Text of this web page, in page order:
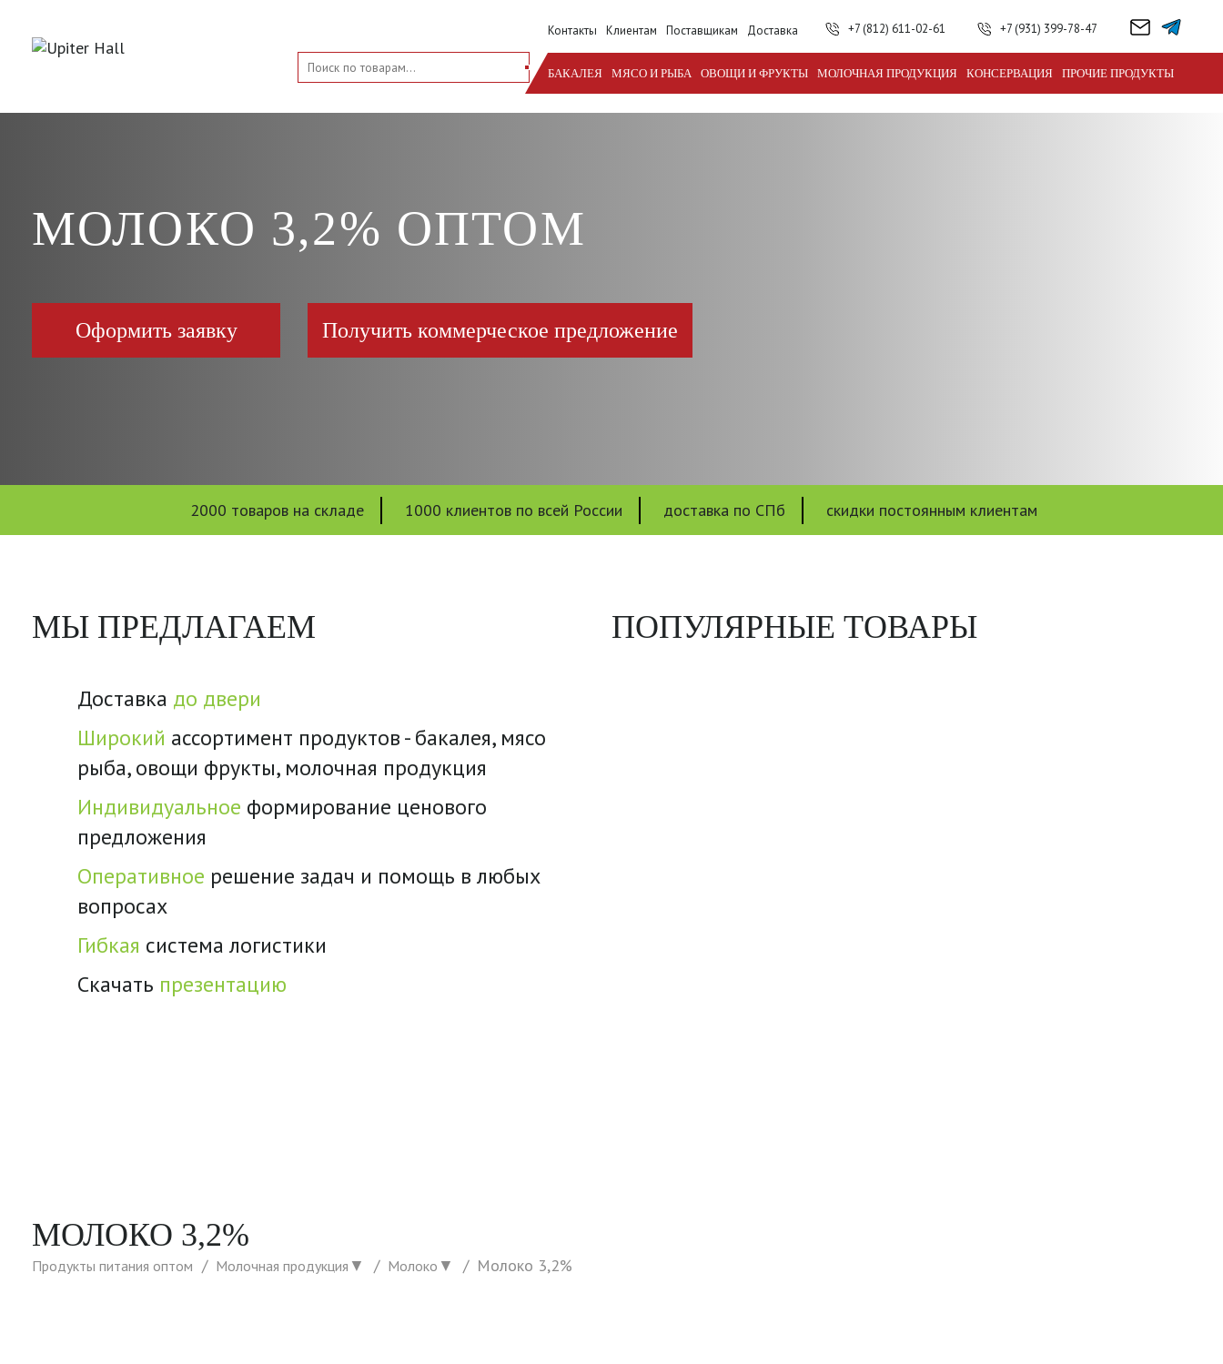
Контакты Клиентам Поставщикам Доставка +7 (812) 611-02-61 +7 (931) 399-78-47
БАКАЛЕЯ МЯСО И РЫБА ОВОЩИ И ФРУКТЫ МОЛОЧНАЯ ПРОДУКЦИЯ КОНСЕРВАЦИЯ ПРОЧИЕ ПРОДУКТЫ
МОЛОКО 3,2% ОПТОМ
Оформить заявку Получить коммерческое предложение
2000 товаров на складе 1000 клиентов по всей России доставка по СПб скидки постоянным клиентам
МЫ ПРЕДЛАГАЕМ
Доставка до двери
Широкий ассортимент продуктов - бакалея, мясо
рыба, овощи фрукты, молочная продукция
Индивидуальное формирование ценового
предложения
Оперативное решение задач и помощь в любых
вопросах
Гибкая система логистики
Скачать презентацию
ПОПУЛЯРНЫЕ ТОВАРЫ
МОЛОКО 3,2%
Продукты питания оптом Молочная продукция ▼ Молоко ▼ Молоко 3,2%